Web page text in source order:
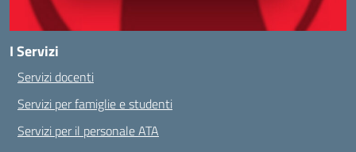
I Servizi
Servizi docenti
Servizi per famiglie e studenti
Servizi per il personale ATA